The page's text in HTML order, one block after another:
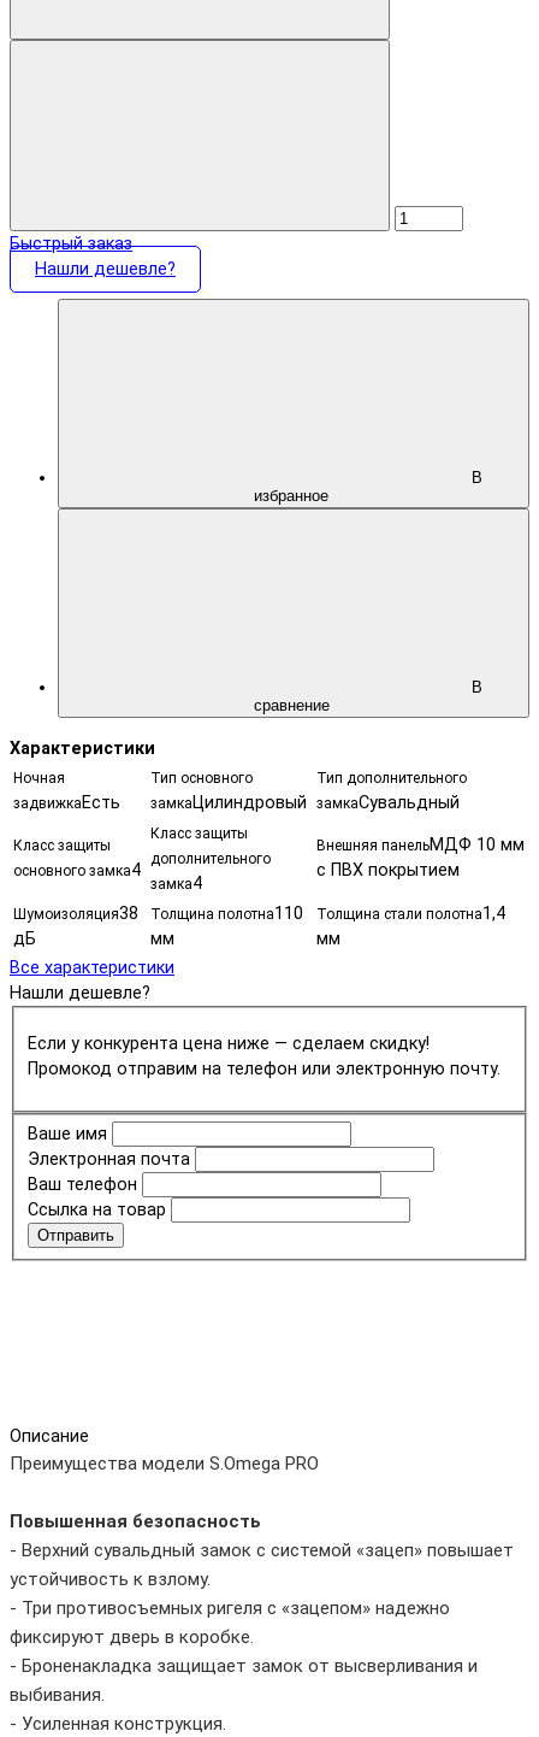
Быстрый заказ
Нашли дешевле?
В
избранное
В
сравнение
Характеристики
Ночная
задвижка Есть
Тип основного
замка Цилиндровый
Тип дополнительного
замкаСувальдный
Класс защиты
основного замка4
Класс защиты
дополнительного
замка4
Внешняя панельМДФ 10 мм
с ПВХ покрытием
Шумоизоляция38
дБ
Толщина полотна110
мм
Толщина стали полотна1,4
мм
Все характеристики
Нашли дешевле?
Если у конкурента цена ниже — сделаем скидку!
Промокод отправим на телефон или электронную почту.
Ваше имя
Электронная почта
Ваш телефон
Ссылка на товар
Отправить
Описание
Преимущества модели S.Omega PRO
Повышенная безопасность
- Верхний сувальдный замок с системой «зацеп» повышает
устойчивость к взлому.
- Три противосъемных ригеля с «зацепом» надежно
фиксируют дверь в коробке.
- Броненакладка защищает замок от высверливания и
выбивания.
- Усиленная конструкция.